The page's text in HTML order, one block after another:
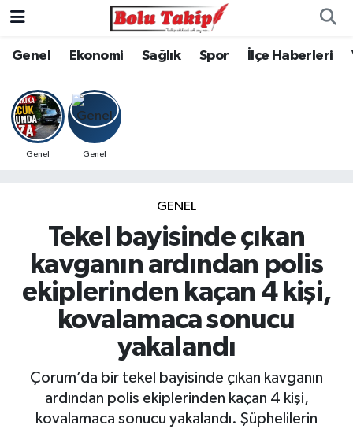
Genel Ekonomi Sağlık Spor İlçe Haberleri
Genel Genel
GENEL
Tekel bayisinde çıkan
kavganın ardından polis
ekiplerinden kaçan 4 kişi,
kovalamaca sonucu
yakalandı
Çorum’da bir tekel bayisinde çıkan kavganın
ardından polis ekiplerinden kaçan 4 kişi,
kovalamaca sonucu yakalandı. Şüphelilerin